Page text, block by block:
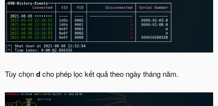
Tùy chọndcho phép lọc kết quả theo ngày tháng năm.